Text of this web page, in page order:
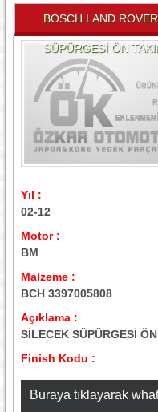
BOSCH LAND
SÜPÜRGESİ ÖN
Yıl :
02-12
Motor :
BM
Malzeme :
BCH 3397005808
Açıklama :
SİLECEK SÜPÜRGESİ
Finish Kodu :
Buraya tıklayarak